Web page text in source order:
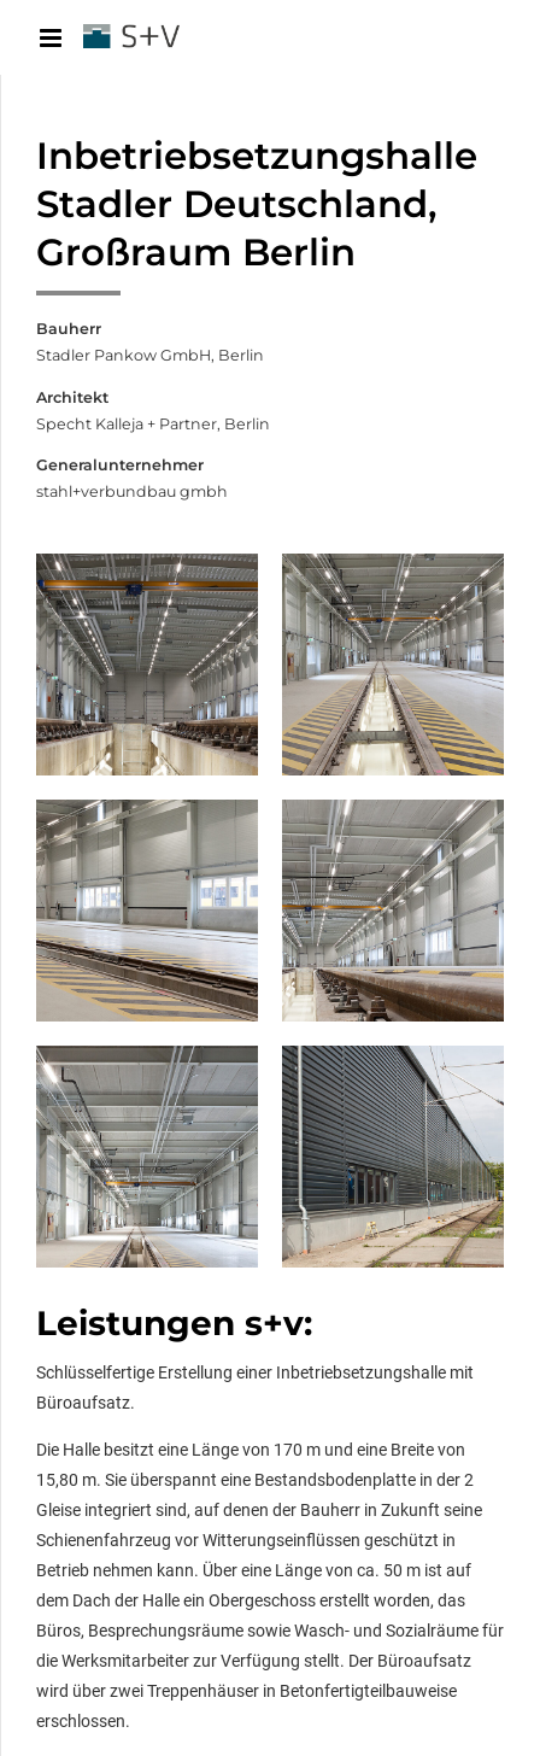
Inbetriebsetzungs­halle
Stadler Deutschland,
Großraum Berlin
Bauherr
Stadler Pankow GmbH, Berlin
Architekt
Specht Kalleja + Partner, Berlin
Generalunternehmer
stahl+verbundbau gmbh
Leistungen s+v:
Schlüsselfertige Erstellung einer Inbetriebsetzungshalle mit
Büroaufsatz.
Die Halle besitzt eine Länge von 170 m und eine Breite von
15,80 m. Sie überspannt eine Bestandsbodenplatte in der 2
Gleise integriert sind, auf denen der Bauherr in Zukunft seine
Schienenfahrzeug vor Witterungseinflüssen geschützt in
Betrieb nehmen kann. Über eine Länge von ca. 50 m ist auf
dem Dach der Halle ein Obergeschoss erstellt worden, das
Büros, Besprechungsräume sowie Wasch- und Sozialräume für
die Werksmitarbeiter zur Verfügung stellt. Der Büroaufsatz
wird über zwei Treppenhäuser in Betonfertigteilbauweise
erschlossen.